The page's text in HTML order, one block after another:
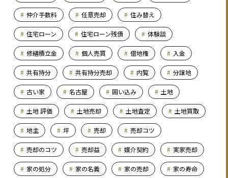
仲介手数料 任意売却 住み替え
住宅ローン 住宅ローン残債 体験談
修繕積立金 個人売買 借地権 入金
共有持分 共有持分売却 内覧 分譲地
古い家 名古屋 囲い込み 土地
土地 評価 土地売却 土地査定 土地買取
地主 坪 売却 売却コツ
売却のコツ 売却益 媒介契約 実家売却
家の処分 家の名義 家の売却 家の寿命